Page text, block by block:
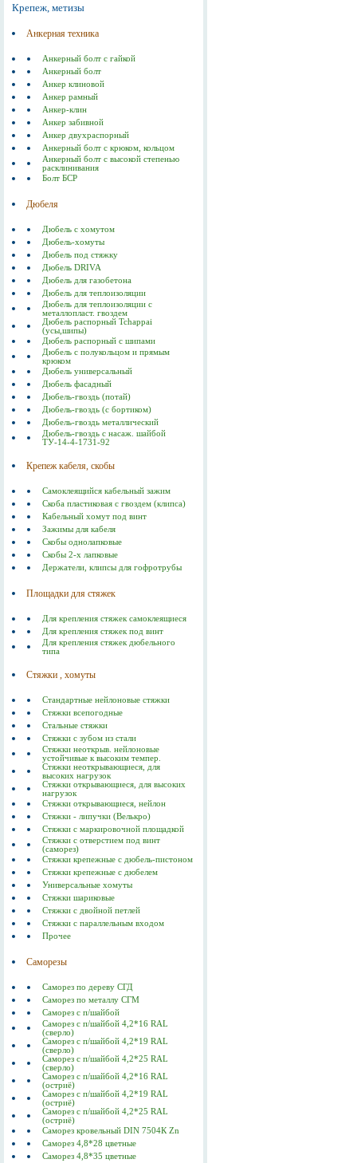
Крепеж, метизы
Анкерная техника
Анкерный болт с гайкой
Анкерный болт
Анкер клиновой
Анкер рамный
Анкер-клин
Анкер забивной
Анкер двухраспорный
Анкерный болт с крюком, кольцом
Анкерный болт с высокой степенью
расклинивания
Болт БСР
Дюбеля
Дюбель с хомутом
Дюбель-хомуты
Дюбель под стяжку
Дюбель DRIVA
Дюбель для газобетона
Дюбель для теплоизоляции
Дюбель для теплоизоляции с
металлопласт. гвоздем
Дюбель распорный Tchappai
(усы,шипы)
Дюбель распорный с шипами
Дюбель с полукольцом и прямым
крюком
Дюбель универсальный
Дюбель фасадный
Дюбель-гвоздь (потай)
Дюбель-гвоздь (с бортиком)
Дюбель-гвоздь металлический
Дюбель-гвоздь с насаж. шайбой
ТУ-14-4-1731-92
Крепеж кабеля, скобы
Самоклеящийся кабельный зажим
Скоба пластиковая с гвоздем (клипса)
Кабельный хомут под винт
Зажимы для кабеля
Скобы однолапковые
Скобы 2-х лапковые
Держатели, клипсы для гофротрубы
Площадки для стяжек
Для крепления стяжек самоклеящиеся
Для крепления стяжек под винт
Для крепления стяжек дюбельного
типа
Стяжки , хомуты
Стандартные нейлоновые стяжки
Стяжки всепогодные
Стальные стяжки
Cтяжки с зубом из стали
Стяжки неоткрыв. нейлоновые
устойчивые к высоким темпер.
Стяжки неоткрывающиеся, для
высоких нагрузок
Стяжки открывающиеся, для высоких
нагрузок
Стяжки открывающиеся, нейлон
Стяжки - липучки (Велькро)
Стяжки с маркировочной площадкой
Стяжки с отверстием под винт
(саморез)
Стяжки крепежные с дюбель-пистоном
Стяжки крепежные с дюбелем
Универсальные хомуты
Стяжки шариковые
Стяжки с двойной петлей
Стяжки с параллельным входом
Прочее
Саморезы
Саморез по дереву СГД
Саморез по металлу СГМ
Саморез с п/шайбой
Саморез с п/шайбой 4,2*16 RAL
(сверло)
Саморез с п/шайбой 4,2*19 RAL
(сверло)
Саморез с п/шайбой 4,2*25 RAL
(сверло)
Саморез с п/шайбой 4,2*16 RAL
(остриё)
Саморез с п/шайбой 4,2*19 RAL
(остриё)
Саморез с п/шайбой 4,2*25 RAL
(остриё)
Саморез кровельный DIN 7504К Zn
Саморез 4,8*28 цветные
Саморез 4,8*35 цветные